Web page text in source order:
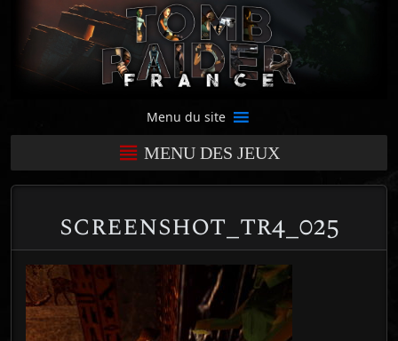
Menu du site
MENU DES JEUX
screenshot_tr4_025